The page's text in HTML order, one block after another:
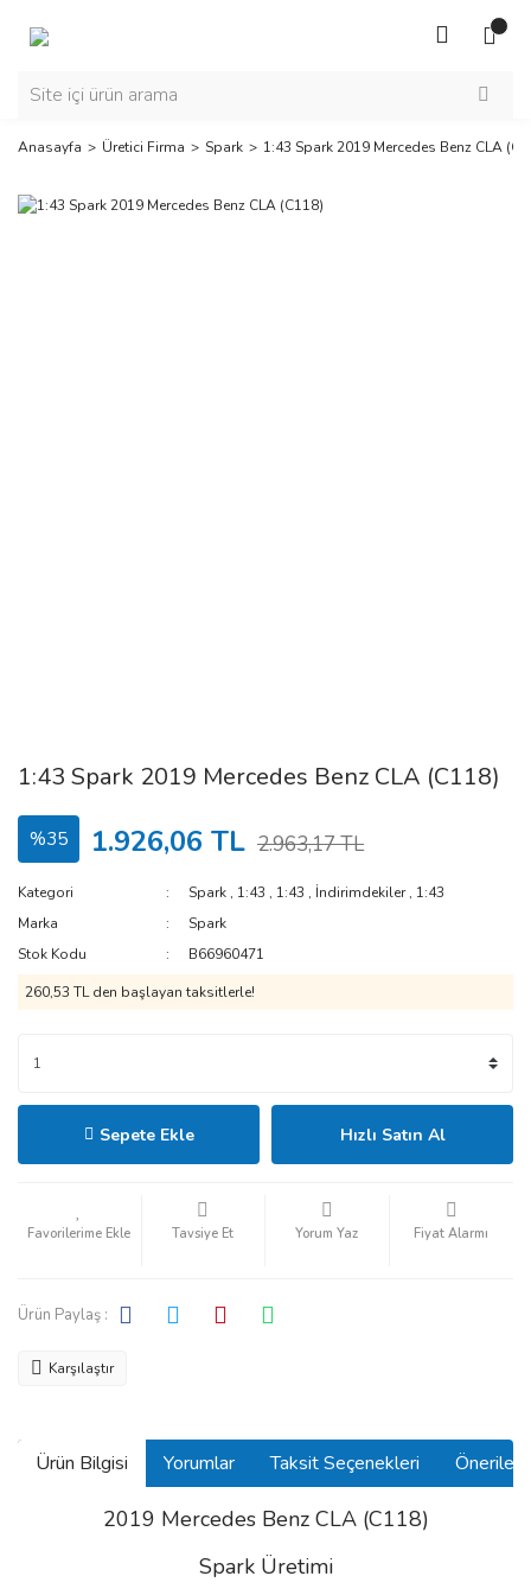
Anasayfa Üretici Firma Spark 1:43 Spark 2019 Mercedes Benz CLA
1:43 Spark 2019 Mercedes Benz CLA (C118)
%35 1.926,06 TL 2.963,17 TL
Kategori Spark , 1:43 , 1:43 , İndirimdekiler, 1:43
Marka
Spark
Stok Kodu
B66960471
260,53 TL den başlayan taksitlerle!
Sepete Ekle Hızlı Satın Al
Tavsiye Et Yorum Yaz Fiyat Alarmı
Ürün Paylaş :
Karşılaştır
Ürün Bilgisi Yorumlar Taksit Seçenekleri
2019 Mercedes Benz CLA (C118)
Spark Üretimi